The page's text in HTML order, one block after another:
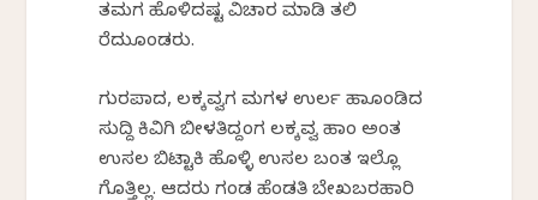
ತಮಗ ಹೊಳಿದಷ್ಟ ವಿಚಾರ ಮಾಡಿ ತಲಿ
ಕೆರೆದುಕೊಂಡರು.
ಗುರಪಾದ, ಲಕ್ಕವ್ವಗ ಮಗಳ ಉರ್ಲ ಹಾಕೊಂಡಿದ
ಸುದ್ದಿ ಕಿವಿಗಿ ಬೀಳತಿದ್ದಂಗ ಲಕ್ಕವ್ವ ಹಾಂ ಅಂತ
ಉಸಲ ಬಿಟ್ಟಾಕಿ ಹೊಳ್ಳಿ ಉಸಲ ಬಂತ ಇಲ್ಲೊ
ಗೊತ್ತಿಲ್ಲ. ಆದರು ಗಂಡ ಹೆಂಡತಿ ಬೇಖಬರಹಾರಿ